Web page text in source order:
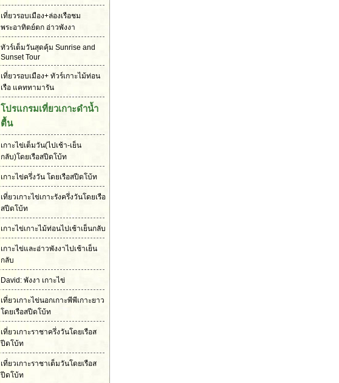
เที่ยวรอบเมือง+ล่องเรือชม
พระอาทิตย์ตก อ่าวพังงา
ทัวร์เต็มวันสุดคุ้ม Sunrise and
Sunset Tour
เที่ยวรอบเมือง+ ทัวร์เกาะไม้ท่อน
เรือ แคททามารัน
โปรแกรมเที่ยวเกาะดำน้ำ
ตื้น
เกาะไข่เต็มวัน(ไปเช้า-เย็น
กลับ)โดยเรือสปีดโบ้ท
เกาะไข่ครึ่งวัน โดยเรือสปีดโบ้ท
เที่ยวเกาะไข่เกาะรังครึ่งวันโดยเรือ
สปีดโบ้ท
เกาะไข่เกาะไม้ท่อนไปเช้าเย็นกลับ
เกาะไข่และอ่าวพังงาไปเช้าเย็น
กลับ
David: พังงา เกาะไข่
เที่ยวเกาะไข่นอกเกาะพีพีเกาะยาว
โดยเรือสปีดโบ้ท
เที่ยวเกาะราชาครึ่งวันโดยเรือส
ปีดโบ้ท
เที่ยวเกาะราชาเต็มวันโดยเรือส
ปีดโบ้ท